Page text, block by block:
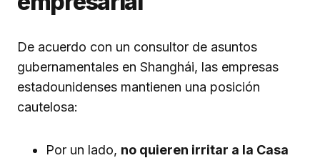
De acuerdo con un consultor de asuntos
gubernamentales en Shanghái, las empresas
estadounidenses mantienen una posición
cautelosa:
Por un lado, no quieren irritar a la Casa